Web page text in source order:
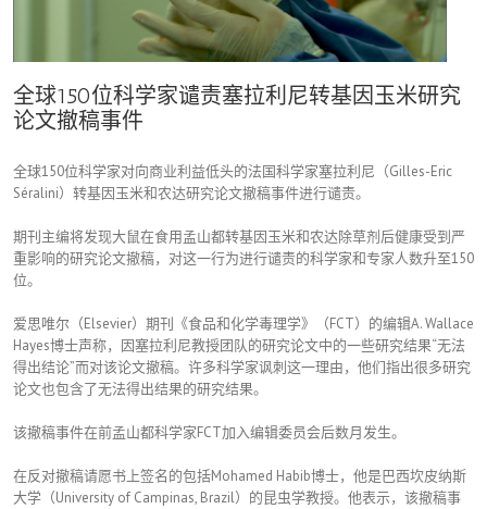
全球150位科学家谴责塞拉利尼转基因玉米研究
论文撤稿事件
全球150位科学家对向商业利益低头的法国科学家塞拉利尼（Gilles-Eric
Séralini）转基因玉米和农达研究论文撤稿事件进行谴责。
期刊主编将发现大鼠在食用孟山都转基因玉米和农达除草剂后健康受到严
重影响的研究论文撤稿，对这一行为进行谴责的科学家和专家人数升至150
位。
爱思唯尔（Elsevier）期刊《食品和化学毒理学》（FCT）的编辑A. Wallace
Hayes博士声称，因塞拉利尼教授团队的研究论文中的一些研究结果“无法
得出结论”而对该论文撤稿。许多科学家讽刺这一理由，他们指出很多研究
论文也包含了无法得出结果的研究结果。
该撤稿事件在前孟山都科学家FCT加入编辑委员会后数月发生。
在反对撤稿请愿书上签名的包括Mohamed Habib博士，他是巴西坎皮纳斯
大学（University of Campinas, Brazil）的昆虫学教授。他表示，该撤稿事